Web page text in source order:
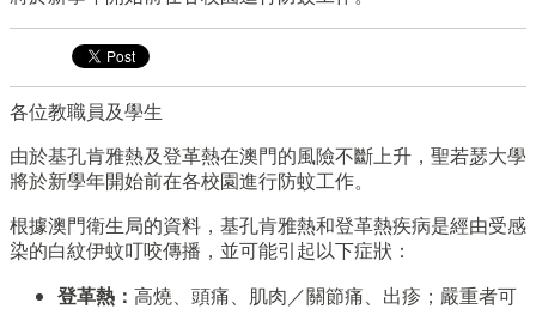
各位教職員及學生
由於基孔肯雅熱及登革熱在澳門的風險不斷上升，聖若瑟大學
將於新學年開始前在各校園進行防蚊工作。
根據澳門衛生局的資料，基孔肯雅熱和登革熱疾病是經由受感
染的白紋伊蚊叮咬傳播，並可能引起以下症狀：
登革熱： 高燒、頭痛、肌肉／關節痛、出疹；嚴重者可